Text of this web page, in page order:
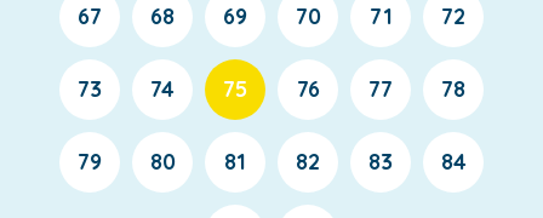
67 68 69 70 71 72
73 74 75 76 77 78
79 80 81 82 83 84